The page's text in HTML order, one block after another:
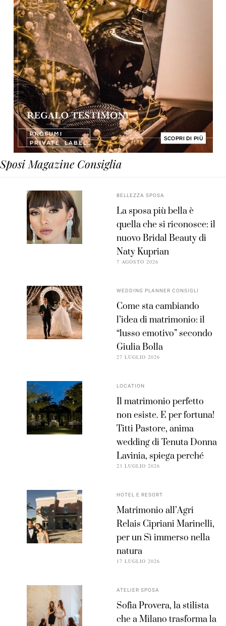
Sposi Magazine Consiglia
BELLEZZA SPOSA
La sposa più bella è
quella che si riconosce: il
nuovo Bridal Beauty di
Naty Kuprian
7 AGOSTO 2026
WEDDING PLANNER CONSIGLI
Come sta cambiando
l’idea di matrimonio: il
“lusso emotivo” secondo
Giulia Bolla
27 LUGLIO 2026
LOCATION
Il matrimonio perfetto
non esiste. E per fortuna!
Titti Pastore, anima
wedding di Tenuta Donna
Lavinia, spiega perché
23 LUGLIO 2026
HOTEL E RESORT
Matrimonio all’Agri
Relais Cipriani Marinelli,
per un Sì immerso nella
natura
17 LUGLIO 2026
ATELIER SPOSA
Sofia Provera, la stilista
che a Milano trasforma la